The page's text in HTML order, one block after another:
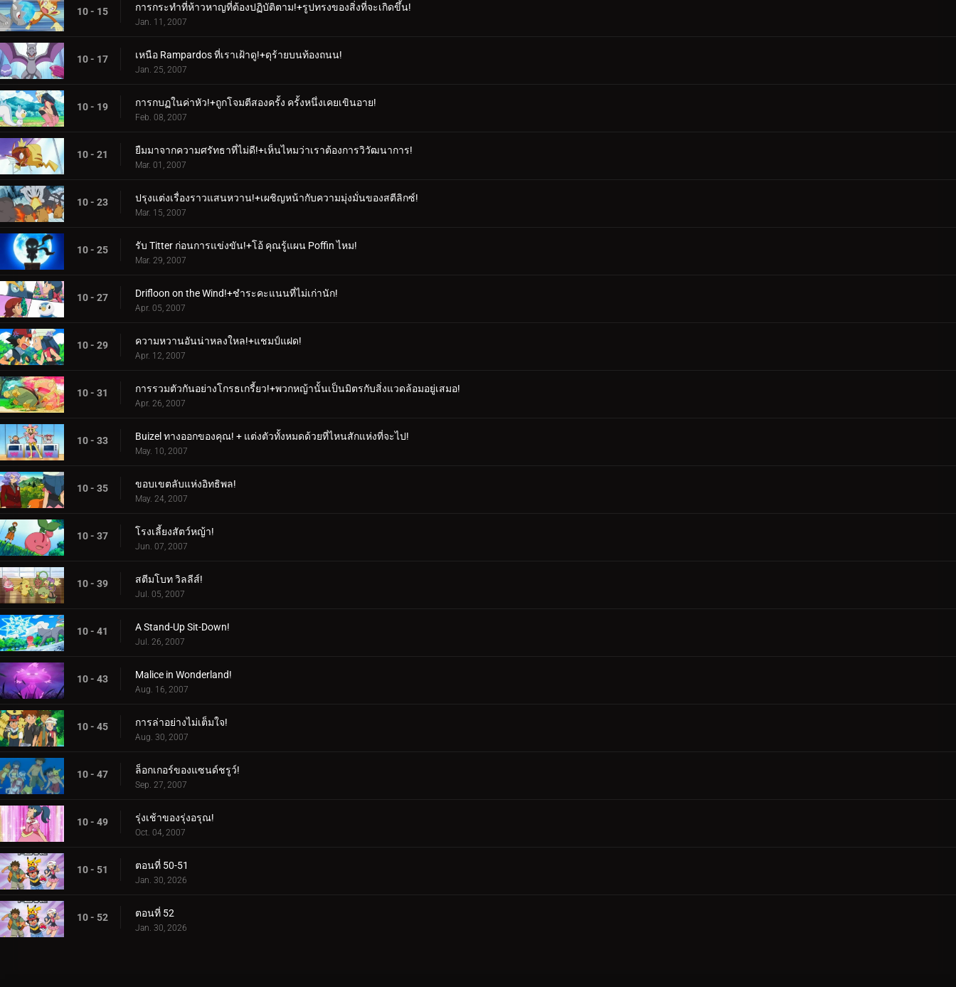
10 - 15 การกระทำที่ห้าวหาญที่ต้องปฏิบัติตาม!+รูปทรงของสิ่งที่จะเกิดขึ้น!
Jan. 11, 2007
10 - 17 เหนือ Rampardos ที่เราเฝ้าดู!+ดุร้ายบนท้องถนน!
Jan. 25, 2007
10 - 19 การกบฏในค่าหัว!+ถูกโจมตีสองครั้ง ครั้งหนึ่งเคยเขินอาย!
Feb. 08, 2007
10 - 21 ยืมมาจากความศรัทธาที่ไม่ดี!+เห็นไหมว่าเราต้องการวิวัฒนาการ!
Mar. 01, 2007
10 - 23 ปรุงแต่งเรื่องราวแสนหวาน!+เผชิญหน้ากับความมุ่งมั่นของสตีลิกซ์!
Mar. 15, 2007
10 - 25 รับ Titter ก่อนการแข่งขัน!+โอ้ คุณรู้แผน Poffin ไหม!
Mar. 29, 2007
10 - 27 Drifloon on the Wind!+ชำระคะแนนที่ไม่เก่านัก!
Apr. 05, 2007
10 - 29 ความหวานอันน่าหลงใหล!+แชมป์แฝด!
Apr. 12, 2007
10 - 31 การรวมตัวกันอย่างโกรธเกรี้ยว!+พวกหญ้านั้นเป็นมิตรกับสิ่งแวดล้อมอยู่เสมอ!
Apr. 26, 2007
10 - 33 Buizel ทางออกของคุณ! + แต่งตัวทั้งหมดด้วยที่ไหนสักแห่งที่จะไป!
May. 10, 2007
10 - 35 ขอบเขตลับแห่งอิทธิพล!
May. 24, 2007
10 - 37 โรงเลี้ยงสัตว์หญ้า!
Jun. 07, 2007
10 - 39 สตีมโบท วิลลีส์!
Jul. 05, 2007
10 - 41 A Stand-Up Sit-Down!
Jul. 26, 2007
10 - 43 Malice in Wonderland!
Aug. 16, 2007
10 - 45 การล่าอย่างไม่เต็มใจ!
Aug. 30, 2007
10 - 47 ล็อกเกอร์ของแซนด์ชรูว์!
Sep. 27, 2007
10 - 49 รุ่งเช้าของรุ่งอรุณ!
Oct. 04, 2007
10 - 51 ตอนที่ 50-51
Jan. 30, 2026
10 - 52 ตอนที่ 52
Jan. 30, 2026